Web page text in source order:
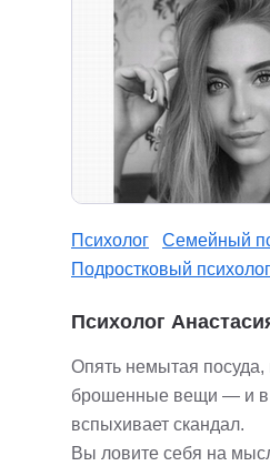
Психолог
Семейный
Подростковый психолог
Психолог
Опять немытая посуда,
брошенные вещи — и в
вспыхивает скандал.
Вы ловите себя на